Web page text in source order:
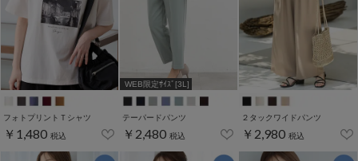
フォトプリントＴシャツ
￥1,480 税込
WEB限定ｻｲｽﾞ[3L]
テーパードパンツ
￥2,480 税込
２タックワイドパンツ
￥2,980 税込